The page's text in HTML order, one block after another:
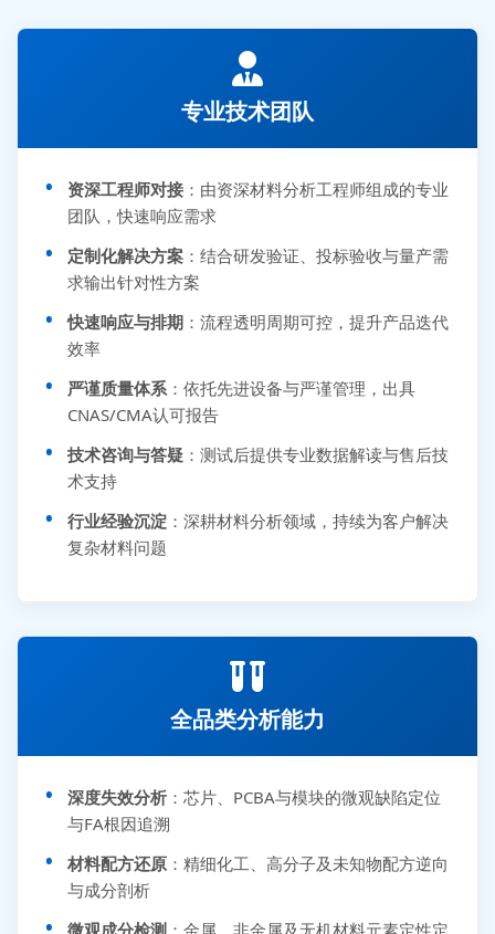
专业技术团队
资深工程师对接 ：由资深材料分析工程师组成的专业
团队，快速响应需求
定制化解决方案 ：结合研发验证、投标验收与量产需
求输出针对性方案
快速响应与排期 ：流程透明周期可控，提升产品迭代
效率
严谨质量体系 ：依托先进设备与严谨管理，出具
CNAS/CMA认可报告
技术咨询与答疑 ：测试后提供专业数据解读与售后技
术支持
行业经验沉淀 ：深耕材料分析领域，持续为客户解决
复杂材料问题
全品类分析能力
深度失效分析 ：芯片、PCBA与模块的微观缺陷定位
与FA根因追溯
材料配方还原 ：精细化工、高分子及未知物配方逆向
与成分剖析
微观成分检测 ：金属、非金属及无机材料元素定性定